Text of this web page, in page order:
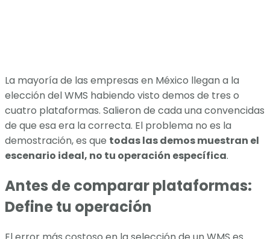
La mayoría de las empresas en México llegan a la
elección del WMS habiendo visto demos de tres o
cuatro plataformas. Salieron de cada una convencidas
de que esa era la correcta. El problema no es la
demostración, es que todas las demos muestran el
escenario ideal, no tu operación específica.
Antes de comparar plataformas:
Define tu operación